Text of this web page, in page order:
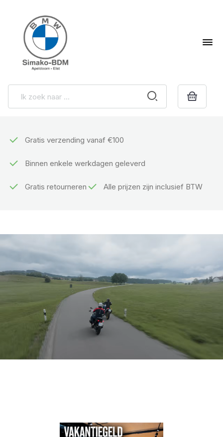
Gratis verzending vanaf €100
Binnen enkele werkdagen geleverd
Gratis retourneren Alle prijzen zijn inclusief BTW